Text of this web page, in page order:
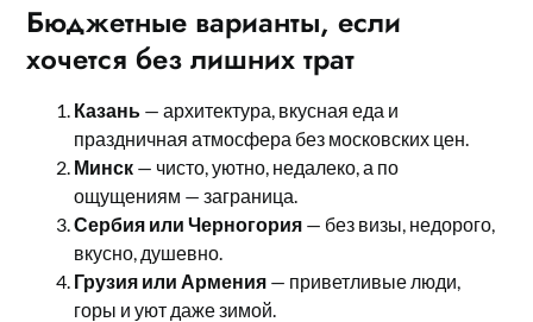
Бюджетные варианты, если
хочется без лишних трат
Казань — архитектура, вкусная еда и
праздничная атмосфера без московских цен.
Минск — чисто, уютно, недалеко, а по
ощущениям — заграница.
Сербия или Черногория — без визы, недорого,
вкусно, душевно.
Грузия или Армения — приветливые люди,
горы и уют даже зимой.